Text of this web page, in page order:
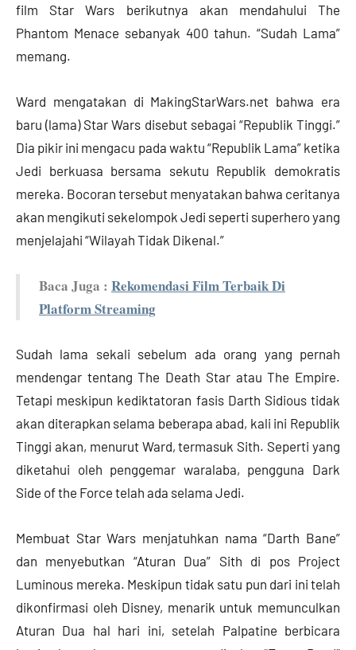
film Star Wars berikutnya akan mendahului The
Phantom Menace sebanyak 400 tahun. “Sudah Lama”
memang.
Ward mengatakan di MakingStarWars.net bahwa era
baru (lama) Star Wars disebut sebagai “Republik Tinggi.”
Dia pikir ini mengacu pada waktu “Republik Lama” ketika
Jedi berkuasa bersama sekutu Republik demokratis
mereka. Bocoran tersebut menyatakan bahwa ceritanya
akan mengikuti sekelompok Jedi seperti superhero yang
menjelajahi “Wilayah Tidak Dikenal.”
Baca Juga : Rekomendasi Film Terbaik Di
Platform Streaming
Sudah lama sekali sebelum ada orang yang pernah
mendengar tentang The Death Star atau The Empire.
Tetapi meskipun kediktatoran fasis Darth Sidious tidak
akan diterapkan selama beberapa abad, kali ini Republik
Tinggi akan, menurut Ward, termasuk Sith. Seperti yang
diketahui oleh penggemar waralaba, pengguna Dark
Side of the Force telah ada selama Jedi.
Membuat Star Wars menjatuhkan nama “Darth Bane”
dan menyebutkan “Aturan Dua” Sith di pos Project
Luminous mereka. Meskipun tidak satu pun dari ini telah
dikonfirmasi oleh Disney, menarik untuk memunculkan
Aturan Dua hal hari ini, setelah Palpatine berbicara